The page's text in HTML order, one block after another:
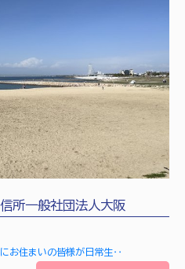
所一般社団法人大阪
お住まいの皆様が日常生‥